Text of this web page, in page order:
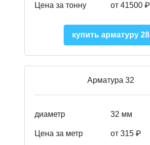
Цена за тонну от 41500 ₽
купить арматуру 28
Арматура 32
диаметр 32 мм
Цена за метр от 315 ₽